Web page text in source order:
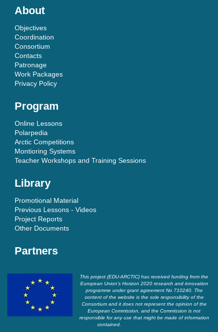
About
Objectives
Coordination
Consortium
Contacts
Patronage
Work Packages
Privacy Policy
Program
Online Lessons
Polarpedia
Arctic Competitions
Montioring Systems
Teacher Workshops and Training Sessions
Library
Promotional Material
Previous Lessons - Videos
Project Reports
Other Documents
Partners
This project (EDU-ARCTIC) has received funding from the
European Union’s Horizon 2020 research and innovation
programme under grant agreement No 710240. The
content of the website is the sole responsibility of the
Consortium and it does not represent the opinion of the
European Commission, and the Commission is not
responsible for any use that might be made of information
contained.